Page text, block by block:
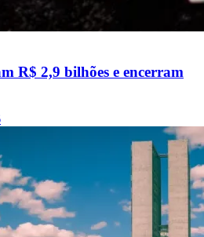
R$ 2,9 bilhões e encerram